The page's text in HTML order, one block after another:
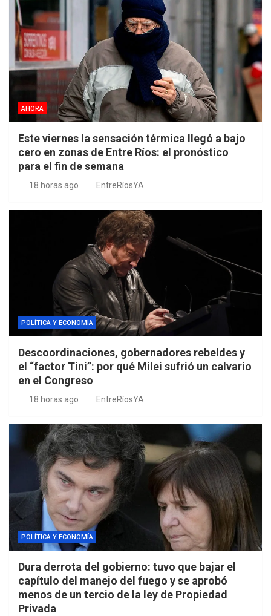
AHORA
Este viernes la sensación térmica llegó a bajo
cero en zonas de Entre Ríos: el pronóstico
para el fin de semana
18 horas ago EntreRíosYA
POLÍTICA Y ECONOMÍA
Descoordinaciones, gobernadores rebeldes y
el “factor Tini”: por qué Milei sufrió un calvario
en el Congreso
18 horas ago EntreRíosYA
POLÍTICA Y ECONOMÍA
Dura derrota del gobierno: tuvo que bajar el
capítulo del manejo del fuego y se aprobó
menos de un tercio de la ley de Propiedad
Privada